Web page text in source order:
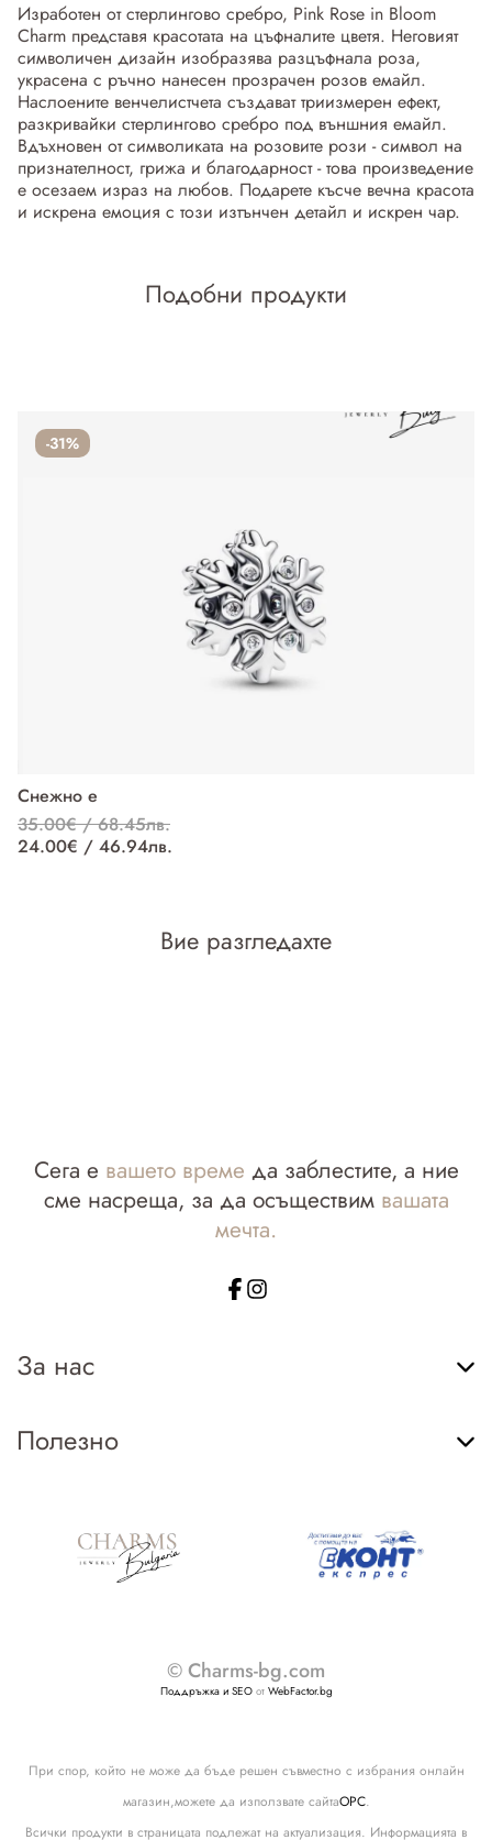
Изработен от стерлингово сребро, Pink Rose in Bloom
Charm представя красотата на цъфналите цветя. Неговият
символичен дизайн изобразява разцъфнала роза,
украсена с ръчно нанесен прозрачен розов емайл.
Наслоените венчелистчета създават триизмерен ефект,
разкривайки стерлингово сребро под външния емайл.
Вдъхновен от символиката на розовите рози - символ на
признателност, грижа и благодарност - това произведение
е осезаем израз на любов. Подарете късче вечна красота
и искрена емоция с този изтънчен детайл и искрен чар.
Подобни продукти
-31%
Снежно е
35.00€ / 68.45лв.
24.00€ / 46.94лв.
Вие разгледахте
Сега е вашето време да заблестите, а ние
сме насреща, за да осъществим вашата
мечта.
За нас
Полезно
© Charms-bg.com
Поддръжка и SEOот WebFactor.bg
При спор, който не може да бъде решен съвместно с избрания онлайн
магазин,можете да използвате сайтаОРС.
Всички продукти в страницата подлежат на актуализация. Информацията в